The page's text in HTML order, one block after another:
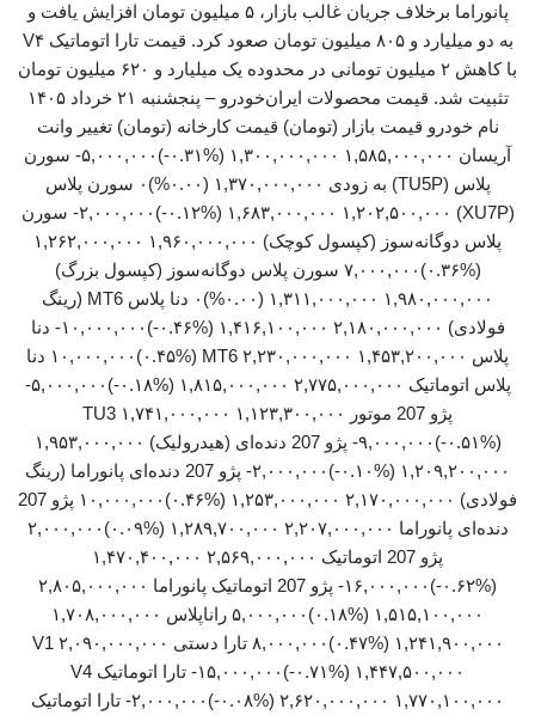
پانوراما برخلاف جریان غالب بازار، ۵ میلیون تومان افزایش یافت و
به دو میلیارد و ۸۰۵ میلیون تومان صعود کرد. قیمت تارا اتوماتیک V۴
با کاهش ۲ میلیون تومانی در محدوده یک میلیارد و ۶۲۰ میلیون تومان
تثبیت شد. قیمت محصولات ایران‌خودرو – پنجشنبه ۲۱ خرداد ۱۴۰۵
نام خودرو قیمت بازار (تومان) قیمت کارخانه (تومان) تغییر وانت
آریسان ۱,۵۸۵,۰۰۰,۰۰۰ ۱,۳۰۰,۰۰۰,۰۰۰ (‎-۰.۳۱%‏)‎-۵,۰۰۰,۰۰۰‏ سورن
پلاس (TU5P) به زودی ۱,۳۷۰,۰۰۰,۰۰۰ (۰.۰۰%)۰ سورن پلاس
(XU7P) ۱,۶۸۳,۰۰۰,۰۰۰ ۱,۲۰۲,۵۰۰,۰۰۰ (‎-۰.۱۲%‏)‎-۲,۰۰۰,۰۰۰‏ سورن
پلاس دوگانه‌سوز (کپسول کوچک) ۱,۹۶۰,۰۰۰,۰۰۰ ۱,۲۶۲,۰۰۰,۰۰۰
(‎۰.۳۶%‏)‎۷,۰۰۰,۰۰۰‏ سورن پلاس دوگانه‌سوز (کپسول بزرگ)
۱,۹۸۰,۰۰۰,۰۰۰ ۱,۳۱۱,۰۰۰,۰۰۰ (۰.۰۰%)۰ دنا پلاس MT6 (رینگ
فولادی) ۲,۱۸۰,۰۰۰,۰۰۰ ۱,۴۱۶,۱۰۰,۰۰۰ (‎-۰.۴۶%‏)‎-۱۰,۰۰۰,۰۰۰‏ دنا
پلاس MT6 ۲,۲۳۰,۰۰۰,۰۰۰ ۱,۴۵۳,۲۰۰,۰۰۰ (‎۰.۴۵%‏)‎۱۰,۰۰۰,۰۰۰‏ دنا
پژو 207 موتور TU3 ۱,۷۴۱,۰۰۰,۰۰۰ ۱,۱۲۳,۳۰۰,۰۰۰
(‎-۰.۵۱%‏)‎-۹,۰۰۰,۰۰۰‏ پژو 207 دنده‌ای (هیدرولیک) ۱,۹۵۳,۰۰۰,۰۰۰
۱,۲۰۹,۲۰۰,۰۰۰ (‎-۰.۱۰%‏)‎-۲,۰۰۰,۰۰۰‏ پژو 207 دنده‌ای پانوراما (رینگ
فولادی) ۲,۱۷۰,۰۰۰,۰۰۰ ۱,۲۵۳,۰۰۰,۰۰۰ (‎۰.۴۶%‏)‎۱۰,۰۰۰,۰۰۰‏ پژو 207
پژو 207 اتوماتیک ۲,۵۶۹,۰۰۰,۰۰۰ ۱,۴۷۰,۴۰۰,۰۰۰
(‎-۰.۶۲%‏)‎-۱۶,۰۰۰,۰۰۰‏ پژو 207 اتوماتیک پانوراما ۲,۸۰۵,۰۰۰,۰۰۰
۱,۵۱۵,۱۰۰,۰۰۰ (‎۰.۱۸%‏)‎۵,۰۰۰,۰۰۰‏ راناپلاس ۱,۷۰۸,۰۰۰,۰۰۰
۱,۲۴۱,۹۰۰,۰۰۰ (‎۰.۴۷%‏)‎۸,۰۰۰,۰۰۰‏ تارا دستی V1 ۲,۰۹۰,۰۰۰,۰۰۰
۱,۴۴۷,۵۰۰,۰۰۰ (‎-۰.۷۱%‏)‎-۱۵,۰۰۰,۰۰۰‏ تارا اتوماتیک V4
۲,۶۲۰,۰۰۰,۰۰۰ ۱,۷۷۰,۱۰۰,۰۰۰ (‎-۰.۰۸%‏)‎-۲,۰۰۰,۰۰۰‏ تارا اتوماتیک